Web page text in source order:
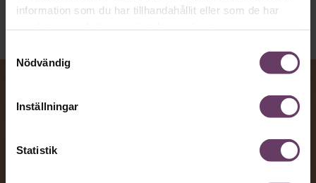
information som du har tillhandahållit eller som de har
Nödvändig
Inställningar
Statistik